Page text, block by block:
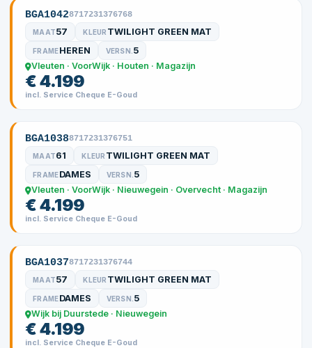
BGA10428717231376768
MAAT57 KLEUR TWILIGHT GREEN MAT
FRAMEHEREN VERSN. 5
Vleuten · VoorWijk · Houten · Magazijn
€ 4.199
incl. Service Cheque E-Goud
BGA10388717231376751
MAAT61 KLEUR TWILIGHT GREEN MAT
FRAMEDAMES VERSN. 5
Vleuten · VoorWijk · Nieuwegein · Overvecht · Magazijn
€ 4.199
incl. Service Cheque E-Goud
BGA10378717231376744
MAAT57 KLEUR TWILIGHT GREEN MAT
FRAMEDAMES VERSN. 5
Wijk bij Duurstede · Nieuwegein
€ 4.199
incl. Service Cheque E-Goud